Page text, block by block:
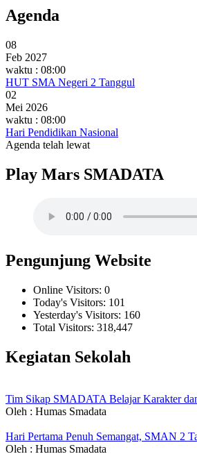
Agenda
08
Feb 2027
waktu : 08:00
HUT SMA Negeri 2 Tanggul
02
Mei 2026
waktu : 08:00
Hari Pendidikan Nasional
Agenda telah lewat
Play Mars SMADATA
Pengunjung Website
Online Visitors: 0
Today's Visitors: 101
Yesterday's Visitors: 160
Total Visitors: 318,447
Kegiatan Sekolah
Tim Sikap SMADATA Belajar Karakter
Oleh : Humas Smadata
Hari Pertama Penuh Semangat, SMAN 2
Oleh : Humas Smadata